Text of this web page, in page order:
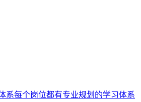
系每个岗位都有专业规划的学习体系